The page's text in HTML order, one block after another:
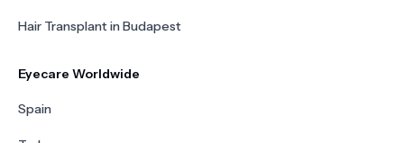
Hair Transplant in Budapest
Eyecare Worldwide
Spain